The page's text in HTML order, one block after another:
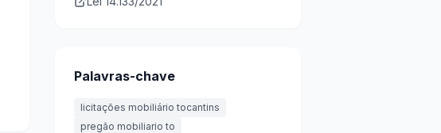
Palavras-chave
licitações mobiliário tocantins
pregão mobiliario to